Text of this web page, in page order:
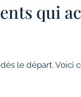
qui
le départ. Voici